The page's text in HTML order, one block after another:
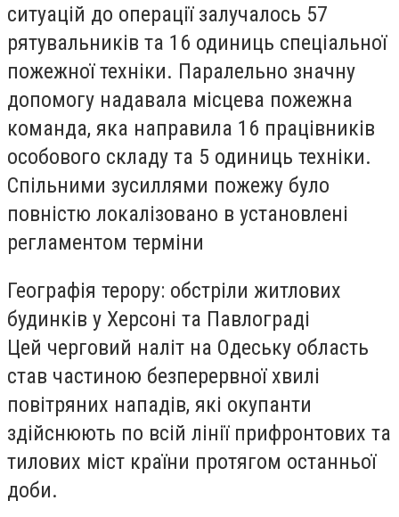
ситуацій до операції залучалось 57
рятувальників та 16 одиниць спеціальної
пожежної техніки. Паралельно значну
допомогу надавала місцева пожежна
команда, яка направила 16 працівників
особового складу та 5 одиниць техніки.
Спільними зусиллями пожежу було
повністю локалізовано в установлені
регламентом терміни
Географія терору: обстріли житлових
будинків у Херсоні та Павлограді
Цей черговий наліт на Одеську область
став частиною безперервної хвилі
повітряних нападів, які окупанти
здійснюють по всій лінії прифронтових та
тилових міст країни протягом останньої
доби.